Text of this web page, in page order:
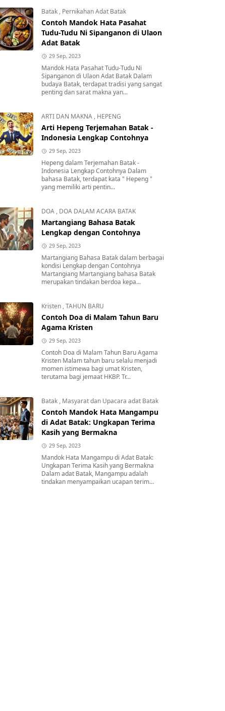
Batak , Pernikahan Adat Batak
Contoh Mandok Hata Pasahat
Tudu-Tudu Ni Sipanganon di Ulaon
Adat Batak
29 Sep, 2023
Mandok Hata Pasahat Tudu-Tudu Ni
Sipanganon di Ulaon Adat Batak Dalam
budaya Batak, terdapat tradisi yang sangat
penting dan sarat makna yan...
ARTI DAN MAKNA , HEPENG
Arti Hepeng Terjemahan Batak -
Indonesia Lengkap Contohnya
29 Sep, 2023
Hepeng dalam Terjemahan Batak -
Indonesia Lengkap Contohnya Dalam
bahasa Batak, terdapat kata " Hepeng "
yang memiliki arti pentin...
DOA , DOA DALAM ACARA BATAK
Martangiang Bahasa Batak
Lengkap dengan Contohnya
29 Sep, 2023
Martangiang Bahasa Batak dalam berbagai
kondisi Lengkap dengan Contohnya
Martangiang Martangiang bahasa Batak
merupakan tindakan berdoa kepa...
Kristen ,TAHUN BARU
Contoh Doa di Malam Tahun Baru
Agama Kristen
29 Sep, 2023
Contoh Doa di Malam Tahun Baru Agama
Kristen Malam tahun baru selalu menjadi
momen istimewa bagi umat Kristen,
terutama bagi jemaat HKBP. Tr...
Batak , Masyarat dan Upacara adat Batak
Contoh Mandok Hata Mangampu
di Adat Batak: Ungkapan Terima
Kasih yang Bermakna
29 Sep, 2023
Mandok Hata Mangampu di Adat Batak:
Ungkapan Terima Kasih yang Bermakna
Dalam adat Batak, Mangampu adalah
tindakan menyampaikan ucapan terim...